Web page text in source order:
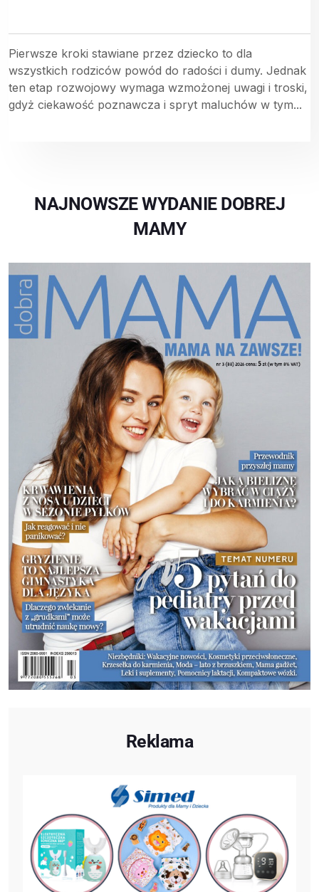
Pierwsze kroki stawiane przez dziecko to dla
wszystkich rodziców powód do radości i dumy. Jednak
ten etap rozwojowy wymaga wzmożonej uwagi i troski,
gdyż ciekawość poznawcza i spryt maluchów w tym...
NAJNOWSZE WYDANIE DOBREJ
MAMY
Reklama